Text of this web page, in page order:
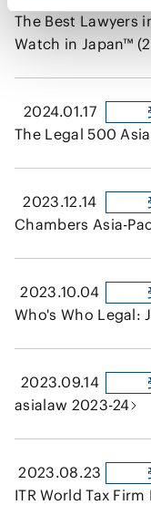
The Best Lawyers
Watch in Japan™
2024.01.17
The Legal 500
2023.12.14
Chambers Asia-
2023.10.04
Who's Who Legal:
2023.09.14
asialaw 2023-24
2023.08.23
ITR World Tax